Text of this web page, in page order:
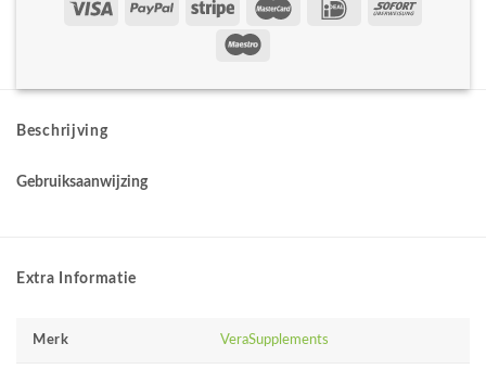
Beschrijving
Gebruiksaanwijzing
Extra Informatie
Merk VeraSupplements